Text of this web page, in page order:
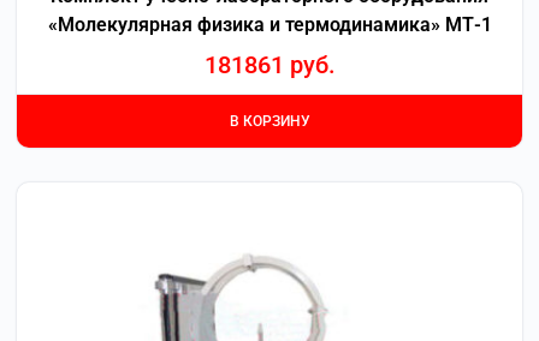
«Молекулярная физика и термодинамика» МТ-1
181861 руб.
В КОРЗИНУ